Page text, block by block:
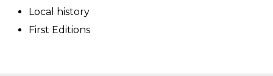
Local history
First Editions